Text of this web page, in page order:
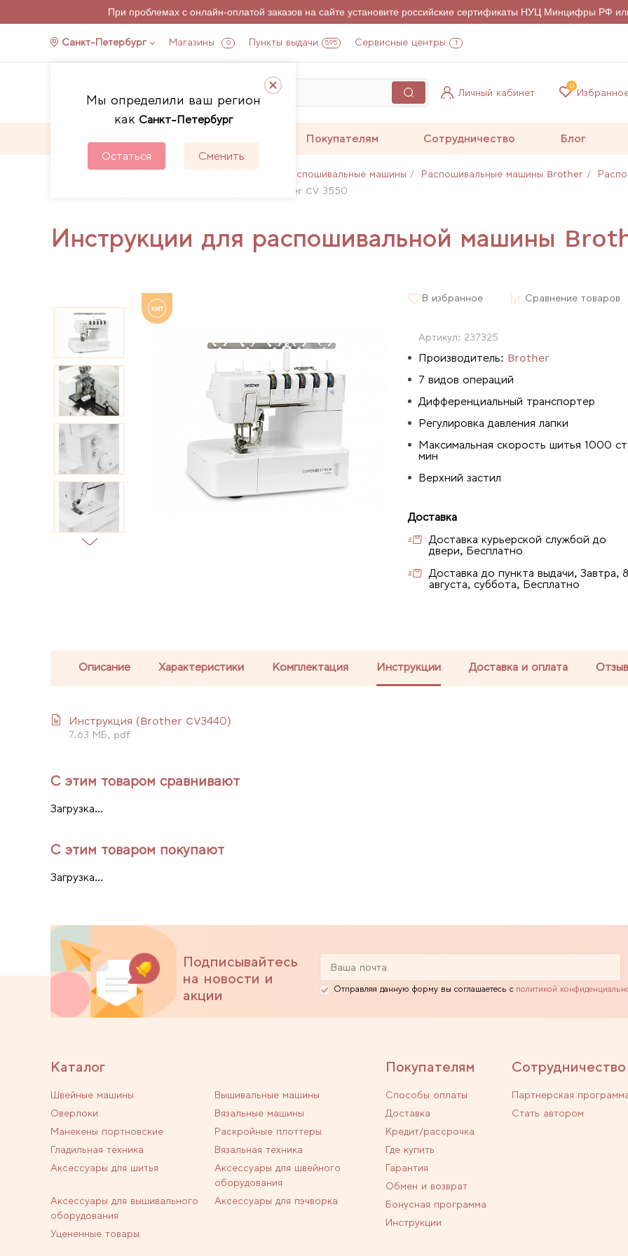
При проблемах с онлайн-оплатой заказов на сайте установите российские сертификаты НУЦ Минцифры РФ
Санкт-Петербург Магазины 0 Пункты выдачи 595 Сервисные центры 1
Мы определили ваш регион
как Санкт-Петербург
Остаться Сменить
Личный кабинет
0
Покупателям Сотрудничество Блог
Каталог Швейное оборудование Распошивальные машины Распошивальные машины Brother
Инструкции для распошивальной машины Brother CV 3550
Инструкции для распошивальной машины
В избранное Сравнение товаров
Артикул: 237325
Производитель: Brother
7 видов операций
Дифференциальный транспортер
Регулировка давления лапки
Максимальная скорость шитья 1000
мин
Верхний застил
Доставка
Доставка курьерской службой до
двери, Бесплатно
Доставка до пункта выдачи, Завтра, 8
августа, суббота, Бесплатно
Описание Характеристики Комплектация Инструкции Доставка и оплата
Инструкция (Brother CV3440)
7.63 МБ, pdf
С этим товаром сравнивают
Загрузка...
С этим товаром покупают
Загрузка...
Подписывайтесь
на новости и
акции
Отправляя данную форму вы соглашаетесь с политикой
Каталог
Швейные машины
Вышивальные машины
Оверлоки
Вязальные машины
Манекены портновские
Раскройные плоттеры
Гладильная техника
Вязальная техника
Аксессуары для шитья
Аксессуары для швейного
оборудования
Аксессуары для вышивального
оборудования
Аксессуары для пэчворка
Уцененные товары
Покупателям
Способы оплаты
Доставка
Кредит/рассрочка
Где купить
Гарантия
Обмен и возврат
Бонусная программа
Инструкции
Сотрудничество
Партнерская
Стать автором